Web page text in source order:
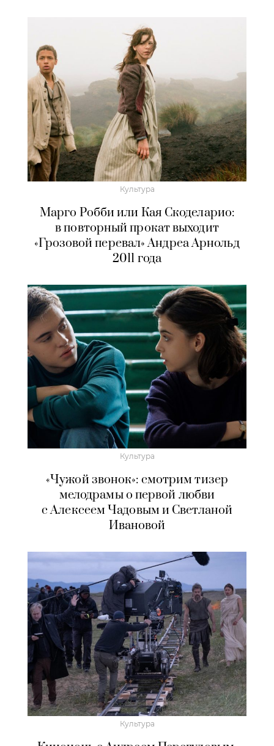
Культура
Марго Робби или Кая Скоделарио:
в повторный прокат выходит
«Грозовой перевал» Андреа Арнольд
2011 года
Культура
«Чужой звонок»: смотрим тизер
мелодрамы о первой любви
с Алексеем Чадовым и Светланой
Ивановой
Культура